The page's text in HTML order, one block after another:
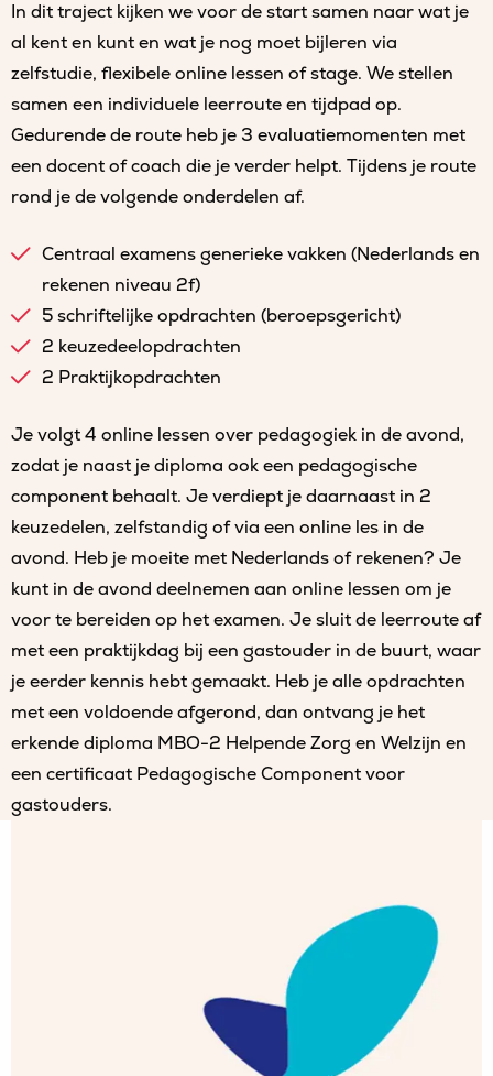
In dit traject kijken we voor de start samen naar wat je
al kent en kunt en wat je nog moet bijleren via
zelfstudie, flexibele online lessen of stage. We stellen
samen een individuele leerroute en tijdpad op.
Gedurende de route heb je 3 evaluatiemomenten met
een docent of coach die je verder helpt. Tijdens je route
rond je de volgende onderdelen af.
Centraal examens generieke vakken (Nederlands en
rekenen niveau 2f)
5 schriftelijke opdrachten (beroepsgericht)
2 keuzedeelopdrachten
2 Praktijkopdrachten
Je volgt 4 online lessen over pedagogiek in de avond,
zodat je naast je diploma ook een pedagogische
component behaalt. Je verdiept je daarnaast in 2
keuzedelen, zelfstandig of via een online les in de
avond. Heb je moeite met Nederlands of rekenen? Je
kunt in de avond deelnemen aan online lessen om je
voor te bereiden op het examen. Je sluit de leerroute af
met een praktijkdag bij een gastouder in de buurt, waar
je eerder kennis hebt gemaakt. Heb je alle opdrachten
met een voldoende afgerond, dan ontvang je het
erkende diploma MBO-2 Helpende Zorg en Welzijn en
een certificaat Pedagogische Component voor
gastouders.